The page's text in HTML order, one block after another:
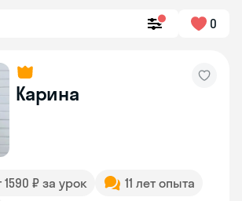
0
Карина
1590 ₽ за урок
11 лет опыта